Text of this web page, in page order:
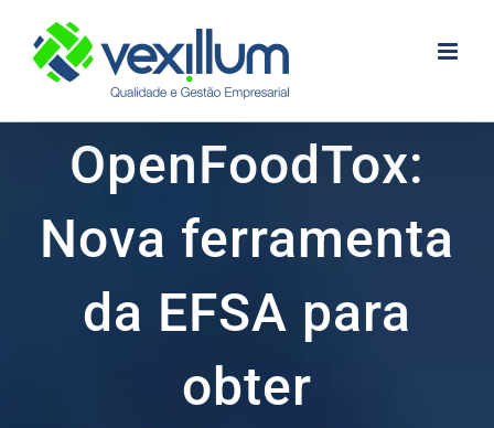
content
OpenFoodTox:
Nova ferramenta
da EFSA para
obter